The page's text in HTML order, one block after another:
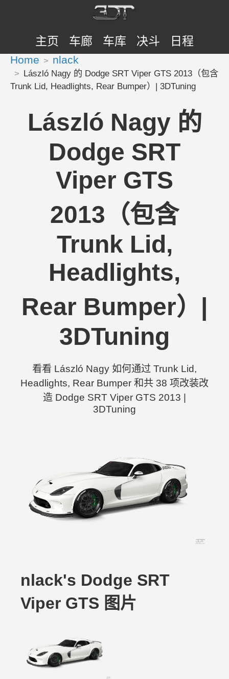
主页 车廊 车库 决斗 日程
Home nlack
László Nagy 的 Dodge SRT Viper GTS 2013（包含
Trunk Lid, Headlights, Rear Bumper）| 3DTuning
László Nagy 的
Dodge SRT
Viper GTS
2013（包含
Trunk Lid,
Headlights,
Rear Bumper）|
3DTuning
看看 László Nagy 如何通过 Trunk Lid,
Headlights, Rear Bumper 和共 38 项改装改
造 Dodge SRT Viper GTS 2013 |
3DTuning
nlack's Dodge SRT
Viper GTS 图片